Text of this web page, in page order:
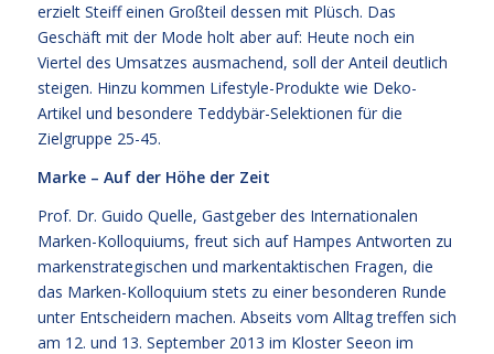
erzielt Steiff einen Großteil dessen mit Plüsch. Das
Geschäft mit der Mode holt aber auf: Heute noch ein
Viertel des Umsatzes ausmachend, soll der Anteil deutlich
steigen. Hinzu kommen Lifestyle-Produkte wie Deko-
Artikel und besondere Teddybär-Selektionen für die
Zielgruppe 25-45.
Marke – Auf der Höhe der Zeit
Prof. Dr. Guido Quelle, Gastgeber des Internationalen
Marken-Kolloquiums, freut sich auf Hampes Antworten zu
markenstrategischen und markentaktischen Fragen, die
das Marken-Kolloquium stets zu einer besonderen Runde
unter Entscheidern machen. Abseits vom Alltag treffen sich
am 12. und 13. September 2013 im Kloster Seeon im